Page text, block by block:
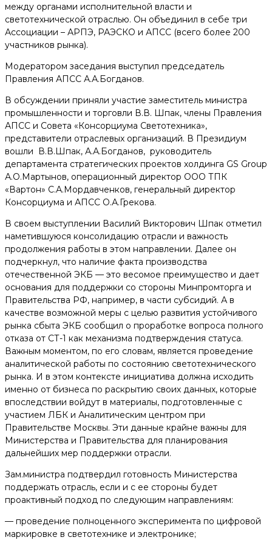
между органами исполнительной власти и
светотехнической отраслью. Он объединил в себе три
Ассоциации – АРПЭ, РАЭСКО и АПСС (всего более 200
участников рынка).
Модератором заседания выступил председатель
Правления АПСС А.А.Богданов.
В обсуждении приняли участие заместитель министра
промышленности и торговли В.В. Шпак, члены Правления
АПСС и Совета «Консорциума Светотехника»,
представители отраслевых организаций. В Президиум
вошли В.В.Шпак, А.А.Богданов, руководитель
департамента стратегических проектов холдинга GS Group
А.О.Мартынов, операционный директор ООО ТПК
«Вартон» С.А.Мордавченков, генеральный директор
Консорциума и АПСС О.А.Грекова.
В своем выступлении Василий Викторович Шпак отметил
наметившуюся консолидацию отрасли и важность
продолжения работы в этом направлении. Далее он
подчеркнул, что наличие факта производства
отечественной ЭКБ — это весомое преимущество и дает
основания для поддержки со стороны Минпромторга и
Правительства РФ, например, в части субсидий. А в
качестве возможной меры с целью развития устойчивого
рынка сбыта ЭКБ сообщил о проработке вопроса полного
отказа от СТ-1 как механизма подтверждения статуса.
Важным моментом, по его словам, является проведение
аналитической работы по состоянию светотехнического
рынка. И в этом контексте инициатива должна исходить
именно от бизнеса по раскрытию своих данных, которые
впоследствии войдут в материалы, подготовленные с
участием ЛБК и Аналитическим центром при
Правительстве Москвы. Эти данные крайне важны для
Министерства и Правительства для планирования
дальнейших мер поддержки отрасли.
Зам.министра подтвердил готовность Министерства
поддержать отрасль, если и с ее стороны будет
проактивный подход по следующим направлениям:
— проведение полноценного эксперимента по цифровой
маркировке в светотехнике и электронике;